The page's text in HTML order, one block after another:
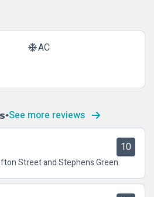
ac_unitAC
See more reviews
10
Street and Stephens Green.